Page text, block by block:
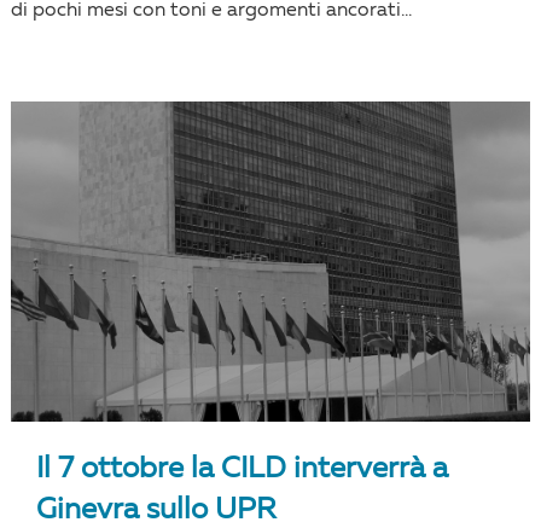
di pochi mesi con toni e argomenti ancorati...
Il 7 ottobre la CILD interverrà a
Ginevra sullo UPR